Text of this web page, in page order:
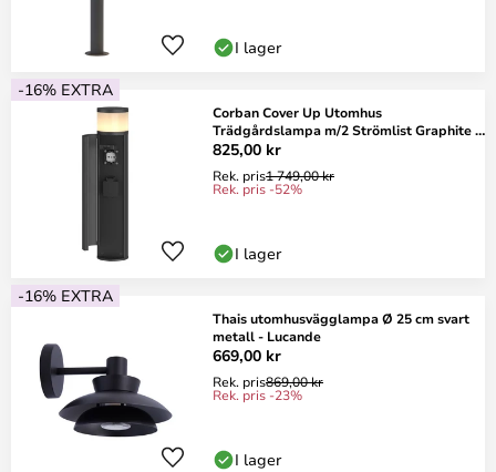
I lager
-16% EXTRA
Corban Cover Up Utomhus
Trädgårdslampa m/2 Strömlist Graphite -
Lucande
825,00 kr
Rek. pris1 749,00 kr
Rek. pris -52%
I lager
-16% EXTRA
Thais utomhusvägglampa Ø 25 cm svart
metall - Lucande
669,00 kr
Rek. pris869,00 kr
Rek. pris -23%
I lager